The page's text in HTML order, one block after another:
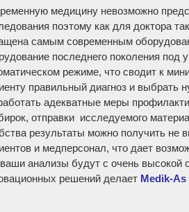
медицину невозможно
поэтому как для доктора
самым современным
последнего поколения
режиме, что сводит к
правильный диагноз и выбрать
адекватные меры
отправки исследуемого
результаты можно получить не
и медперсонал, что дает
анализы будут с очень
решений делает Medik-As